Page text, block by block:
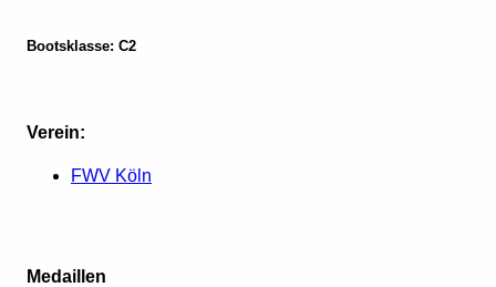
Bootsklasse: C2
Verein:
FWV Köln
Medaillen